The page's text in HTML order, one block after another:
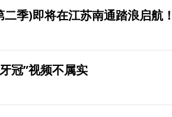
季)即将在江苏南通踏浪启航！
冠”视频不属实